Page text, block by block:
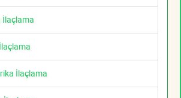
İlaçlama
İlaçlama